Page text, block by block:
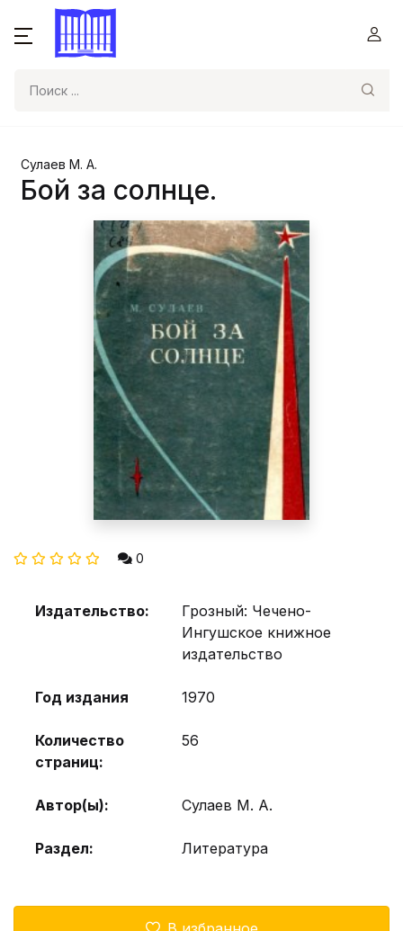
Сулаев М. А.
Бой за солнце.
0
Издательство:
Грозный: Чечено-
Ингушское книжное
издательство
Год издания 1970
Количество
страниц:
56
Автор(ы): Сулаев М. А.
Раздел: Литература